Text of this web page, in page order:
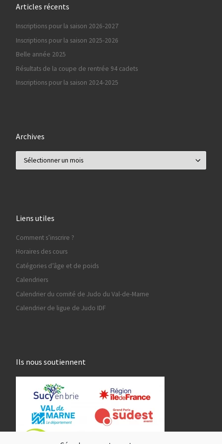
Articles récents
Inscriptions pour la saison 2026-2027
Inscriptions pour la saison 2025-2026
Belle année 2025
Résultats de la coupe de rentrée 94 cadets
Inscriptions pour la saison 2024-2025
Archives
Liens utiles
Comment s’inscrire ?
Horaires des cours
Catégories d’âge et de poids
Calendriers
Calendrier du comité de Judo du Val-de-Marne
Calendrier de ligue de Judo IDF
Ils nous soutiennent